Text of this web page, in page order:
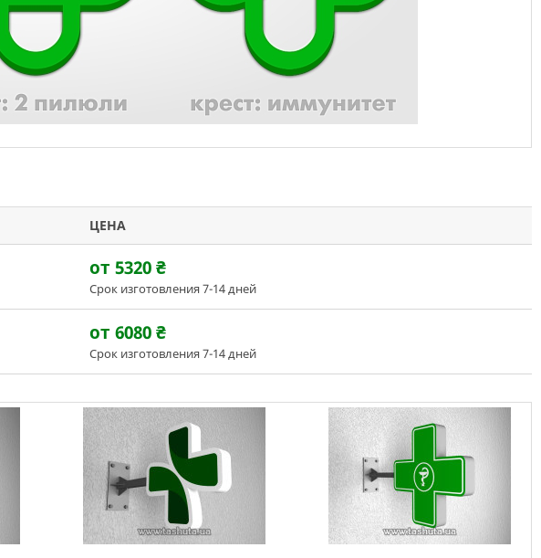
ЦЕНА
от 5320₴
Срок изготовления 7-14 дней
от 6080₴
Срок изготовления 7-14 дней